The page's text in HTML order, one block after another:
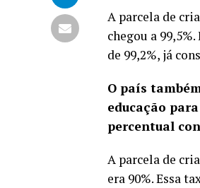
A parcela de
chegou a
de 99,2%, já
O país
educação
percentual
A parcela de
era 90%. Essa